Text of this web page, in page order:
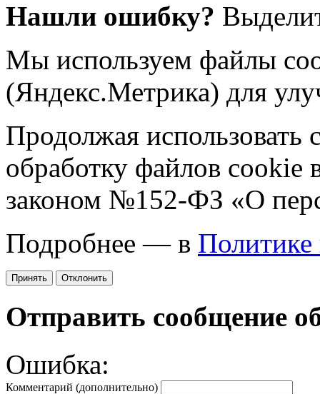
Нашли ошибку?
Мы используем файлы
(Яндекс.Метрика) для
Продолжая использовать
обработку файлов cookie
законом №152-ФЗ «О
Подробнее — в Политике
Принять Отклонить
Отправить сообщение
Ошибка:
Комментарий (дополнительно)